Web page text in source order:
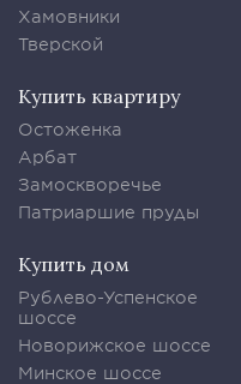
Хамовники
Тверской
Купить квартиру
Остоженка
Арбат
Замоскворечье
Патриаршие пруды
Купить дом
Рублево-Успенское
шоссе
Новорижское шоссе
Минское шоссе